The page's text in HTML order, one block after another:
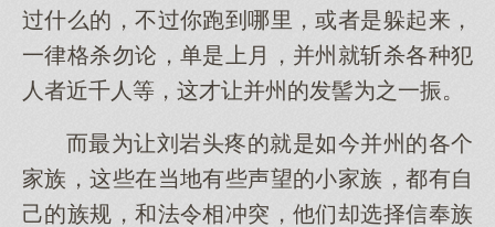
过什么的，不过你跑到哪里，或者是躲起来，
一律格杀勿论，单是上月，并州就斩杀各种犯
人者近千人等，这才让并州的发髻为之一振。
而最为让刘岩头疼的就是如今并州的各个
家族，这些在当地有些声望的小家族，都有自
己的族规，和法令相冲突，他们却选择信奉族